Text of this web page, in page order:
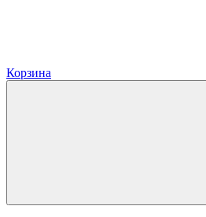
Корзина